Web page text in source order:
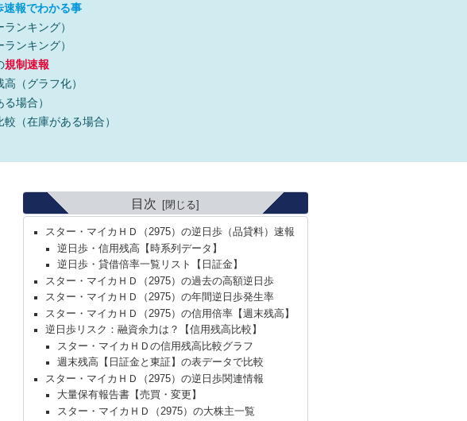
速報でわかる事
ランキング）
ランキング）
規制速報
（グラフ化）
場合）
（在庫がある場合）
目次
スター・マイカＨＤ（2975）の逆日歩（品貸料）速報
逆日歩・信用残高【時系列データ】
逆日歩・貸借倍率一覧リスト【日証金】
スター・マイカＨＤ（2975）の過去の高額逆日歩
スター・マイカＨＤ（2975）の年間逆日歩発生率
スター・マイカＨＤ（2975）の信用倍率【週末残高】
逆日歩リスク：融資余力は？【信用残高比較】
スター・マイカＨＤの信用残高比較グラフ
週末残高【日証金と東証】の表データで比較
スター・マイカＨＤ（2975）の逆日歩関連情報
大量保有報告書【売買・変更】
スター・マイカＨＤ（2975）の大株主一覧